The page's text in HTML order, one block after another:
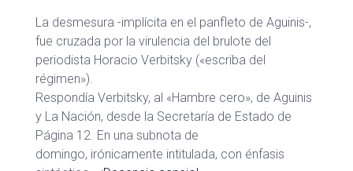
La desmesura -implícita en el panfleto de Aguinis-,
fue cruzada por la virulencia del brulote del
periodista Horacio Verbitsky («escriba del
régimen»).
Respondía Verbitsky, al «Hambre cero», de Aguinis
y La Nación, desde la Secretaría de Estado de
Página 12. En una subnota de
domingo, irónicamente intitulada, con énfasis